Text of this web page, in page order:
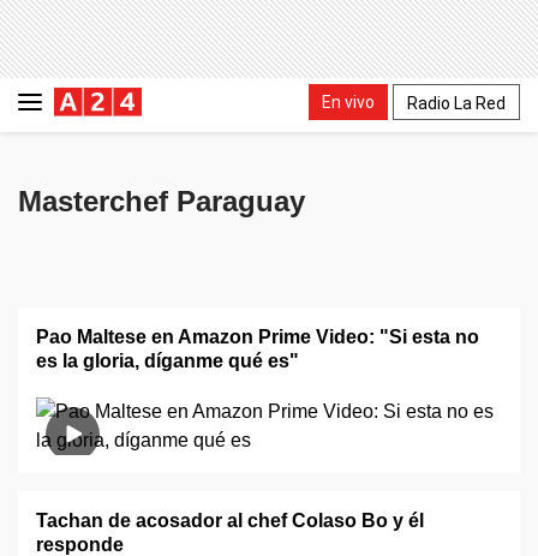
En vivo Radio La Red
Masterchef Paraguay
Pao Maltese en Amazon Prime Video: "Si esta no
es la gloria, díganme qué es"
Tachan de acosador al chef Colaso Bo y él
responde